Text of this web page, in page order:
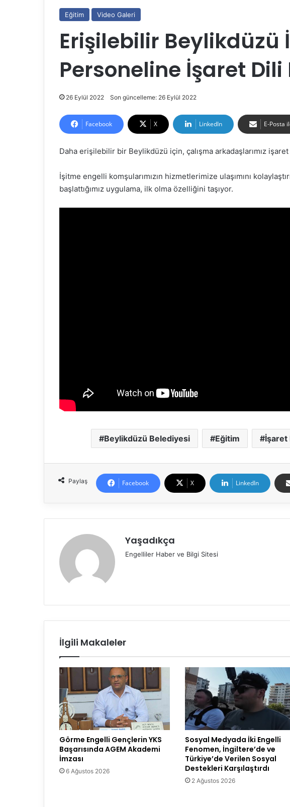
Eğitim Video Galeri
Erişilebilir Beylikdüzü
Personeline İşaret
26 Eylül 2022 Son güncelleme: 26 Eylül 2022
Facebook X LinkedIn E-Posta
Daha erişilebilir bir Beylikdüzü için, çalışma arkadaşlarımız
İşitme engelli komşularımızın hizmetlerimize ulaşımını
başlattığımız uygulama, ilk olma özelliğini taşıyor.
Beylikdüzü Belediyesi Eğitim İşaret
Paylaş Facebook X LinkedIn
Yaşadıkça
Engelliler Haber ve Bilgi Sitesi
İlgili Makaleler
Görme Engelli Gençlerin YKS
Başarısında AGEM Akademi
İmzası
6 Ağustos 2026
Sosyal Medyada İki Engelli
Fenomen, İngiltere’de ve
Türkiye’de Verilen Sosyal
Destekleri Karşılaştırdı
2 Ağustos 2026